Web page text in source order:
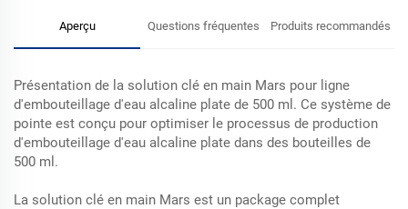
Aperçu Questions fréquentes Produits recommandés
Présentation de la solution clé en main Mars pour ligne
d'embouteillage d'eau alcaline plate de 500 ml. Ce système de
pointe est conçu pour optimiser le processus de production
d'embouteillage d'eau alcaline plate dans des bouteilles de
500 ml.
La solution clé en main Mars est un package complet